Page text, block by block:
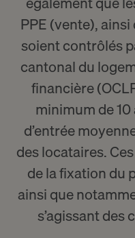
PPE (vente),
soient contrôlés
cantonal du
financière
minimum de
d’entrée
des locataires.
de la fixation du
ainsi que
s’agissant